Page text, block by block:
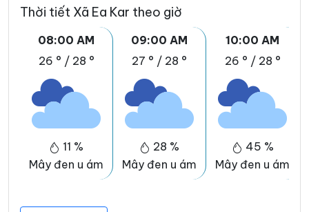
Thời tiết Xã Ea Kar theo giờ
08:00 AM
26 ° / 28 °
11 %
Mây đen u ám
09:00 AM
27 ° / 28 °
28 %
Mây đen u ám
10:00 AM
26 ° / 28 °
45 %
Mây đen u ám